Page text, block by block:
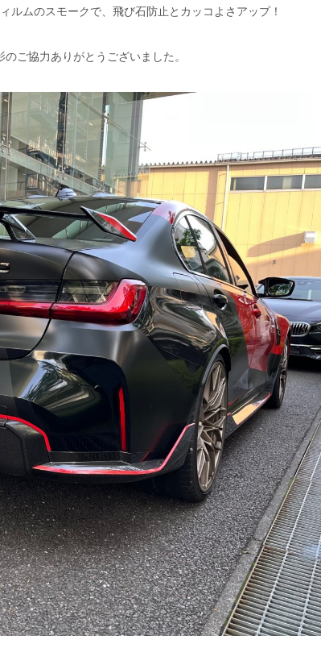
ルムのスモークで、飛び石防止とカッコよさアップ！
ありがとうございました。